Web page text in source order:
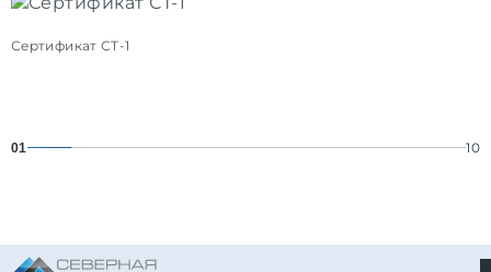
Сертификат СТ-1
01 10